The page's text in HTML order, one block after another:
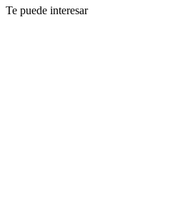
Te puede interesar